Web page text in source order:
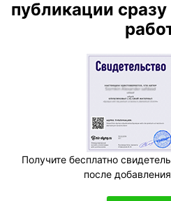
публикации сразу
Получите бесплатно
после